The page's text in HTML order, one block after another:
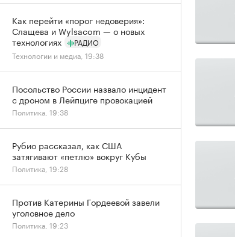
Как перейти «порог недоверия»:
Слащева и Wylsacom — о новых
технологиях
РАДИО
Технологии и медиа, 19:38
Посольство России назвало инцидент
с дроном в Лейпциге провокацией
Политика, 19:38
Рубио рассказал, как США
затягивают «петлю» вокруг Кубы
Политика, 19:28
Против Катерины Гордеевой завели
уголовное дело
Политика, 19:23